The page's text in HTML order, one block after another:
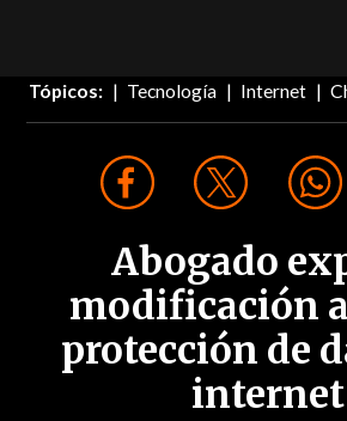
Tópicos: Tecnología Internet
Abogado
modificación
protección de
internet